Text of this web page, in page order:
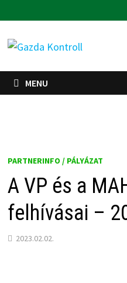
to
content
MENU
PARTNERINFO / PÁLYÁZAT
A VP és a
felhívásai –
2023.02.02.